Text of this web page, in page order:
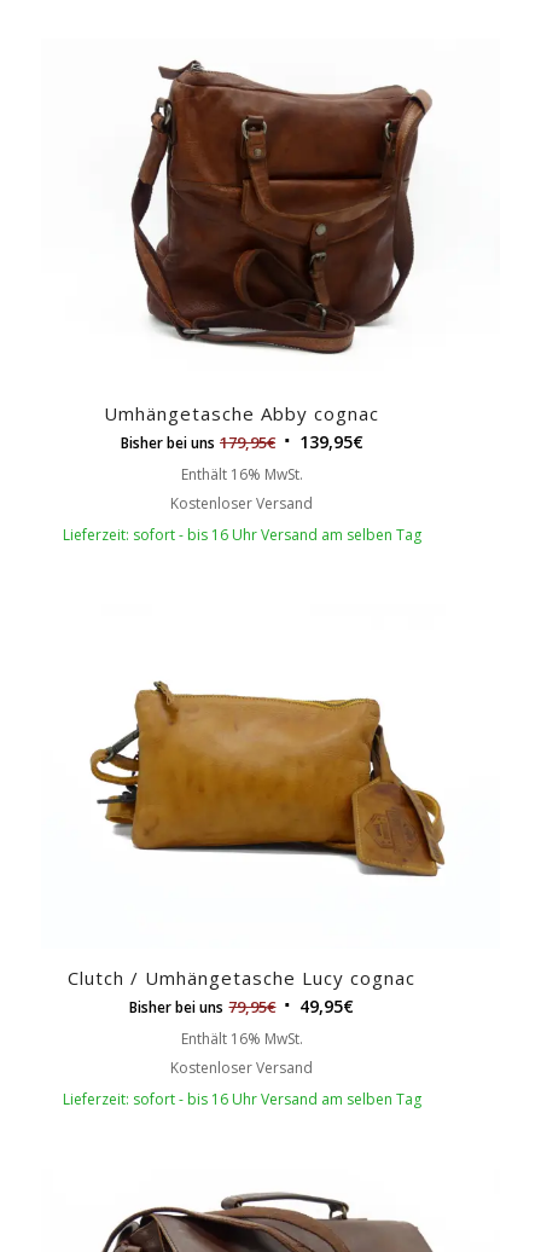
Umhängetasche Abby cognac
Bisher bei uns 179,95€ 139,95€
Enthält 16% MwSt.
Kostenloser Versand
Lieferzeit: sofort - bis 16 Uhr Versand am selben Tag
Clutch / Umhängetasche Lucy cognac
Bisher bei uns 79,95€ 49,95€
Enthält 16% MwSt.
Kostenloser Versand
Lieferzeit: sofort - bis 16 Uhr Versand am selben Tag